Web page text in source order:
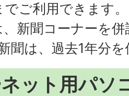
でご利用できます
新聞コーナーを
聞は、過去1年分
ット用パソ